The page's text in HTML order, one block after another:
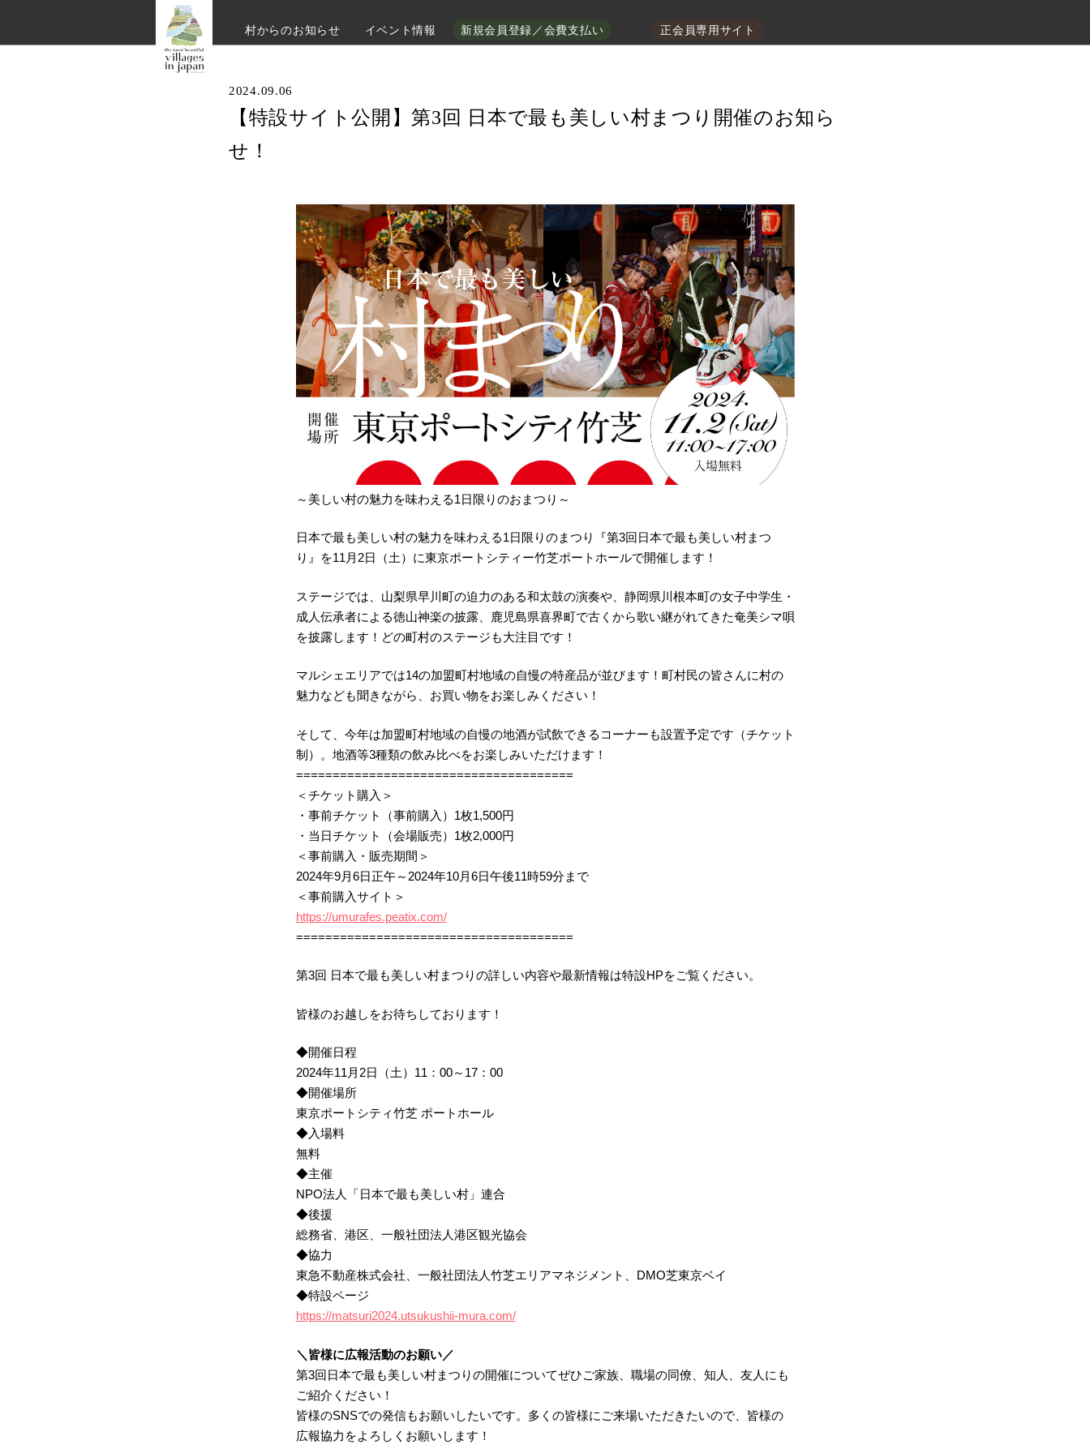
村からのお知らせ イベント情報 新規会員登録／会費支払い 正会員専用サイト
2024.09.06
【特設サイト公開】第3回 日本で最も美しい村まつり開催のお知ら
せ！
～美しい村の魅力を味わえる1日限りのおまつり～
日本で最も美しい村の魅力を味わえる1日限りのまつり『第3回日本で最も美しい村まつ
り』を11月2日（土）に東京ポートシティー竹芝ポートホールで開催します！
ステージでは、山梨県早川町の迫力のある和太鼓の演奏や、静岡県川根本町の女子中学生・
成人伝承者による徳山神楽の披露、鹿児島県喜界町で古くから歌い継がれてきた奄美シマ唄
を披露します！どの町村のステージも大注目です！
マルシェエリアでは14の加盟町村地域の自慢の特産品が並びます！町村民の皆さんに村の
魅力なども聞きながら、お買い物をお楽しみください！
そして、今年は加盟町村地域の自慢の地酒が試飲できるコーナーも設置予定です（チケット
制）。地酒等3種類の飲み比べをお楽しみいただけます！
======================================
＜チケット購入＞
・事前チケット（事前購入）1枚1,500円
・当日チケット（会場販売）1枚2,000円
＜事前購入・販売期間＞
2024年9月6日正午～2024年10月6日午後11時59分まで
＜事前購入サイト＞
https://umurafes.peatix.com/
======================================
第3回 日本で最も美しい村まつりの詳しい内容や最新情報は特設HPをご覧ください。
皆様のお越しをお待ちしております！
◆開催日程
2024年11月2日（土）11：00～17：00
◆開催場所
東京ポートシティ竹芝 ポートホール
◆入場料
無料
◆主催
NPO法人「日本で最も美しい村」連合
◆後援
総務省、港区、一般社団法人港区観光協会
◆協力
東急不動産株式会社、一般社団法人竹芝エリアマネジメント、DMO芝東京ベイ
◆特設ページ
https://matsuri2024.utsukushii-mura.com/
＼皆様に広報活動のお願い／
第3回日本で最も美しい村まつりの開催についてぜひご家族、職場の同僚、知人、友人にも
ご紹介ください！
皆様のSNSでの発信もお願いしたいです。多くの皆様にご来場いただきたいので、皆様の
広報協力をよろしくお願いします！